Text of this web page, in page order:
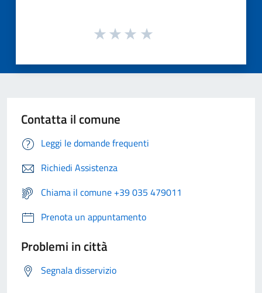
Contatta il comune
Leggi le domande frequenti
Richiedi Assistenza
Chiama il comune +39 035 479011
Prenota un appuntamento
Problemi in città
Segnala disservizio